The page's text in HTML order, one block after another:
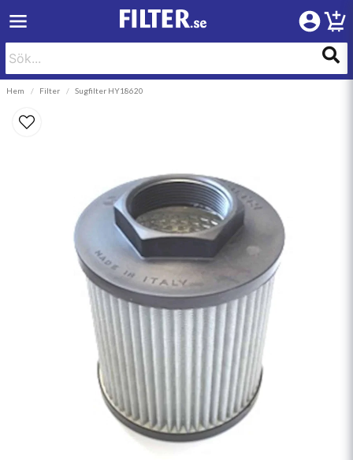
Hem Filter Sugfilter HY18620